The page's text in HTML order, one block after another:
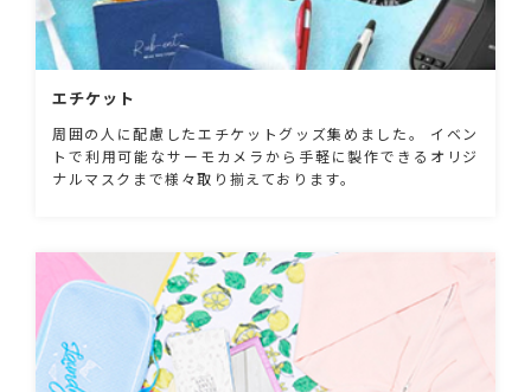
エチケット
周囲の人に配慮したエチケットグッズ集めました。 イベン
トで利用可能なサーモカメラから手軽に製作できるオリジ
ナルマスクまで様々取り揃えております。